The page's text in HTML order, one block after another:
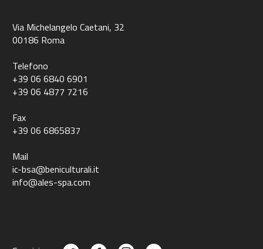
Via Michelangelo Caetani, 32
00186 Roma
Telefono
+39 06 6840 6901
+39 06 4877 7216
Fax
+39 06 6865837
Mail
ic-bsa@beniculturali.it
info@ales-spa.com